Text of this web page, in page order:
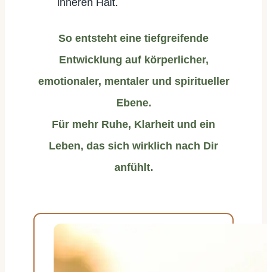
inneren Halt.
So entsteht eine tiefgreifende
Entwicklung auf körperlicher,
emotionaler, mentaler und spiritueller
Ebene.
Für mehr Ruhe, Klarheit und ein
Leben, das sich wirklich nach Dir
anfühlt.